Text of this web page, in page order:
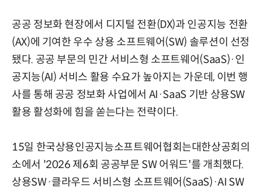
공공 정보화 현장에서 디지털 전환(DX)과 인공지능 전환
(AX)에 기여한 우수 상용 소프트웨어(SW) 솔루션이 선정
됐다. 공공 부문의 민간 서비스형 소프트웨어(SaaS)·인
공지능(AI) 서비스 활용 수요가 높아지는 가운데, 이번 행
사를 통해 공공 정보화 사업에서 AI·SaaS 기반 상용SW
활용 활성화에 힘을 쏟는다는 전략이다.
15일 한국상용인공지능소프트웨어협회는대한상공회의
소에서 '2026 제6회 공공부문 SW 어워드'를 개최했다.
상용SW·클라우드 서비스형 소프트웨어(SaaS)·AI SW